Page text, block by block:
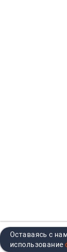
Главная
Оставаясь с
использование